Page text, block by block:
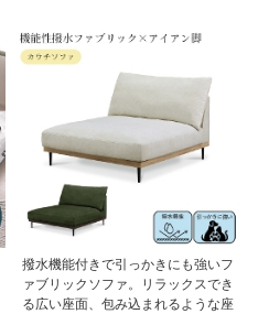
撥水機能付きで引っかきにも強いフ
ァブリックソファ。リラックスでき
る広い座面、包み込まれるような座